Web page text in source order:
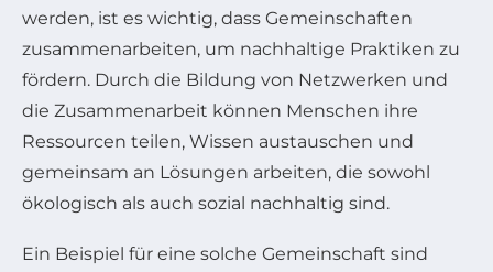
werden, ist es wichtig, dass Gemeinschaften
zusammenarbeiten, um nachhaltige Praktiken zu
fördern. Durch die Bildung von Netzwerken und
die Zusammenarbeit können Menschen ihre
Ressourcen teilen, Wissen austauschen und
gemeinsam an Lösungen arbeiten, die sowohl
ökologisch als auch sozial nachhaltig sind.
Ein Beispiel für eine solche Gemeinschaft sind